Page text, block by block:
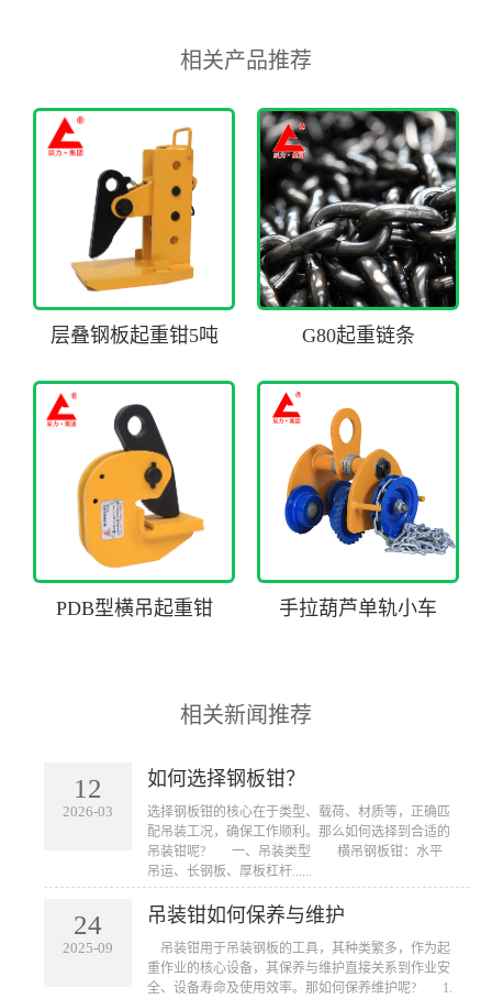
相关产品推荐
层叠钢板起重钳5吨 G80起重链条
PDB型横吊起重钳 手拉葫芦单轨小车
相关新闻推荐
12
2026-03
如何选择钢板钳？
​选择钢板钳的核心在于类型、载荷、材质等，正确匹
配吊装工况，确保工作顺利。那么如何选择到合适的
吊装钳呢? 一、吊装类型 横吊钢板钳：水平
吊运、长钢板、厚板杠杆......
24
2025-09
吊装钳如何保养与维护
​ 吊装钳用于吊装钢板的工具，其种类繁多，作为起
重作业的核心设备，其保养与维护直接关系到作业安
全、设备寿命及使用效率。那如何保养维护呢? 1.